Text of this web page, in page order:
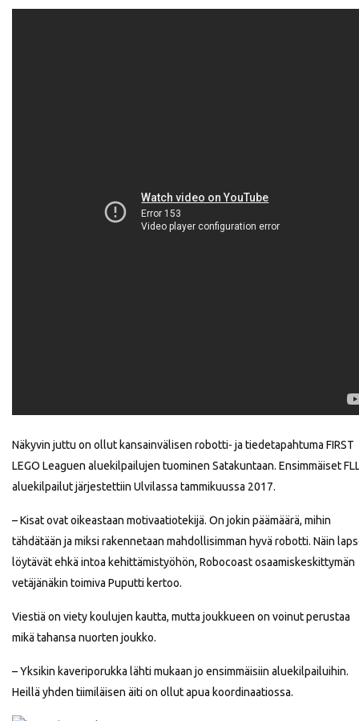
Näkyvin juttu on ollut kansainvälisen robotti- ja tiedetapahtuma FIRST
LEGO Leaguen aluekilpailujen tuominen Satakuntaan. Ensimmäiset
aluekilpailut järjestettiin Ulvilassa tammikuussa 2017.
– Kisat ovat oikeastaan motivaatiotekijä. On jokin päämäärä, mihin
tähdätään ja miksi rakennetaan mahdollisimman hyvä robotti. Näin
löytävät ehkä intoa kehittämistyöhön, Robocoast osaamiskeskittymän
vetäjänäkin toimiva Puputti kertoo.
Viestiä on viety koulujen kautta, mutta joukkueen on voinut perustaa
mikä tahansa nuorten joukko.
– Yksikin kaveriporukka lähti mukaan jo ensimmäisiin aluekilpailuihin.
Heillä yhden tiimiläisen äiti on ollut apua koordinaatiossa.